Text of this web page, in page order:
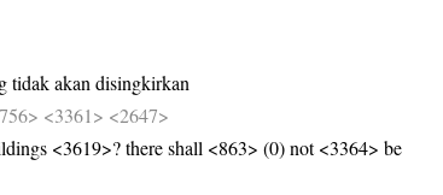
tidakakan disingkirkan
<3361> <2647>
<3619>? there shall <863> (0) not <3364> be